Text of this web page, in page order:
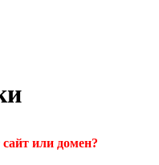
или домен?